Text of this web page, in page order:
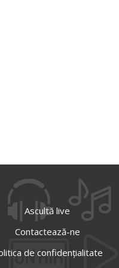
Ascultă live
Contactează-ne
de confidențialitate